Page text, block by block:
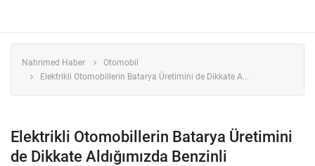
Nahrimed Haber
Otomobil
Elektrikli Otomobillerin Batarya Üretimini de Dikkate A...
Elektrikli Otomobillerin Batarya Üretimini
de Dikkate Aldığımızda Benzinli